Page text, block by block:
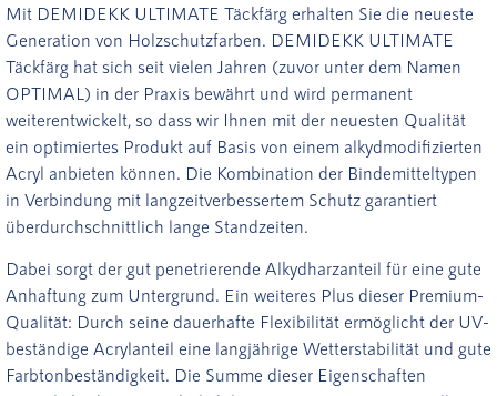
Mit DEMIDEKK ULTIMATE Täckfärg erhalten Sie die neueste
Generation von Holzschutzfarben. DEMIDEKK ULTIMATE
Täckfärg hat sich seit vielen Jahren (zuvor unter dem Namen
OPTIMAL) in der Praxis bewährt und wird permanent
weiterentwickelt, so dass wir Ihnen mit der neuesten Qualität
ein optimiertes Produkt auf Basis von einem alkydmodifizierten
Acryl anbieten können. Die Kombination der Bindemitteltypen
in Verbindung mit langzeitverbessertem Schutz garantiert
überdurchschnittlich lange Standzeiten.
Dabei sorgt der gut penetrierende Alkydharzanteil für eine gute
Anhaftung zum Untergrund. Ein weiteres Plus dieser Premium-
Qualität: Durch seine dauerhafte Flexibilität ermöglicht der UV-
beständige Acrylanteil eine langjährige Wetterstabilität und gute
Farbtonbeständigkeit. Die Summe dieser Eigenschaften